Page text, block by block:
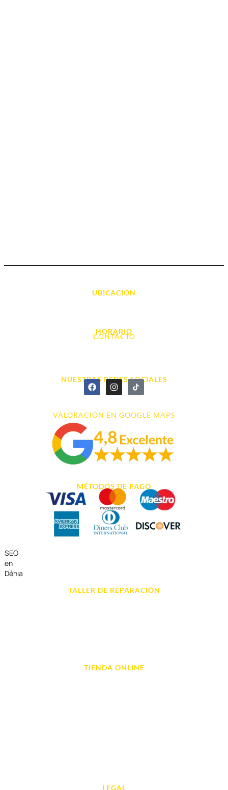
UBICACIÓN
HORARIO
L. - S. 10:00h a 22:00h
CONTACTO
NUESTRAS REDES SOCIALES
VALORACIÓN EN GOOGLE MAPS
MÉTODOS DE PAGO
SEO
en
Dénia
TALLER DE REPARACIÓN
TIENDA ONLINE
LEGAL